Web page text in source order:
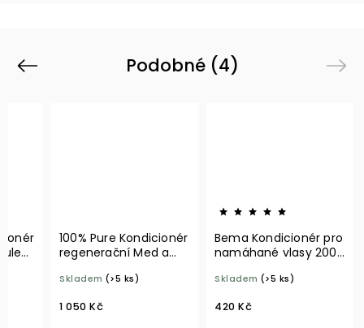
Podobné (4)
Previous
100% Pure Kondicionér
regenerační Med a
Skladem (>5 ks)
1 050 Kč
Bema Kondicionér pro
namáhané vlasy 200
Skladem (>5 ks)
420 Kč
Next